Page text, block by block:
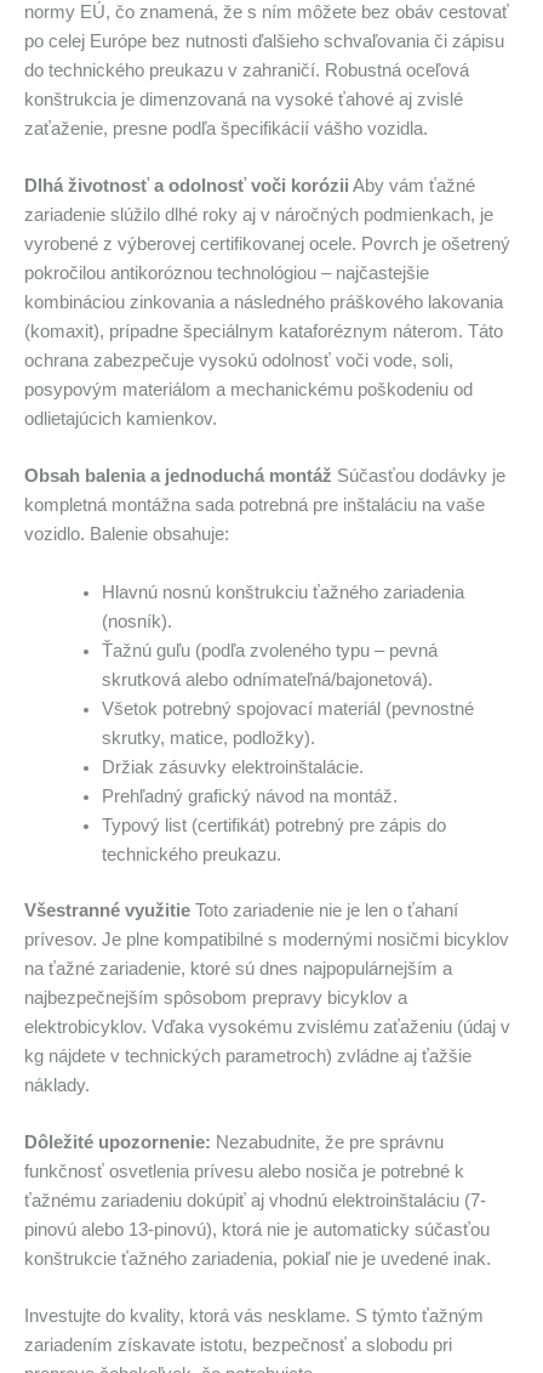
normy EÚ, čo znamená, že s ním môžete bez obáv cestovať
po celej Európe bez nutnosti ďalšieho schvaľovania či zápisu
do technického preukazu v zahraničí. Robustná oceľová
konštrukcia je dimenzovaná na vysoké ťahové aj zvislé
zaťaženie, presne podľa špecifikácií vášho vozidla.
Dlhá životnosť a odolnosť voči korózii Aby vám ťažné
zariadenie slúžilo dlhé roky aj v náročných podmienkach, je
vyrobené z výberovej certifikovanej ocele. Povrch je ošetrený
pokročilou antikoróznou technológiou – najčastejšie
kombináciou zinkovania a následného práškového lakovania
(komaxit), prípadne špeciálnym kataforéznym náterom. Táto
ochrana zabezpečuje vysokú odolnosť voči vode, soli,
posypovým materiálom a mechanickému poškodeniu od
odlietajúcich kamienkov.
Obsah balenia a jednoduchá montáž Súčasťou dodávky je
kompletná montážna sada potrebná pre inštaláciu na vaše
vozidlo. Balenie obsahuje:
Hlavnú nosnú konštrukciu ťažného zariadenia
(nosník).
Ťažnú guľu (podľa zvoleného typu – pevná
skrutková alebo odnímateľná/bajonetová).
Všetok potrebný spojovací materiál (pevnostné
skrutky, matice, podložky).
Držiak zásuvky elektroinštalácie.
Prehľadný grafický návod na montáž.
Typový list (certifikát) potrebný pre zápis do
technického preukazu.
Všestranné využitie Toto zariadenie nie je len o ťahaní
prívesov. Je plne kompatibilné s modernými nosičmi bicyklov
na ťažné zariadenie, ktoré sú dnes najpopulárnejším a
najbezpečnejším spôsobom prepravy bicyklov a
elektrobicyklov. Vďaka vysokému zvislému zaťaženiu (údaj v
kg nájdete v technických parametroch) zvládne aj ťažšie
náklady.
Dôležité upozornenie: Nezabudnite, že pre správnu
funkčnosť osvetlenia prívesu alebo nosiča je potrebné k
ťažnému zariadeniu dokúpiť aj vhodnú elektroinštaláciu (7-
pinovú alebo 13-pinovú), ktorá nie je automaticky súčasťou
konštrukcie ťažného zariadenia, pokiaľ nie je uvedené inak.
Investujte do kvality, ktorá vás nesklame. S týmto ťažným
zariadením získavate istotu, bezpečnosť a slobodu pri